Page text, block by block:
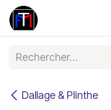
Se rendre au contenu
Dallage & Plinthe